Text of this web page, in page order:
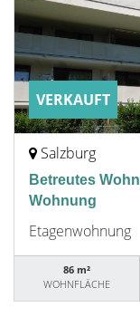
VERKAUFT
Salzburg
Betreutes
Wohnung
Etagenwohnung
86 m²
WOHNFLÄCHE